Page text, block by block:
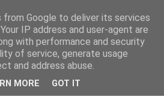
from Google to deliver its services
IP address and user-agent are
with performance and security
of service, generate usage
and address abuse.
MORE GOT IT